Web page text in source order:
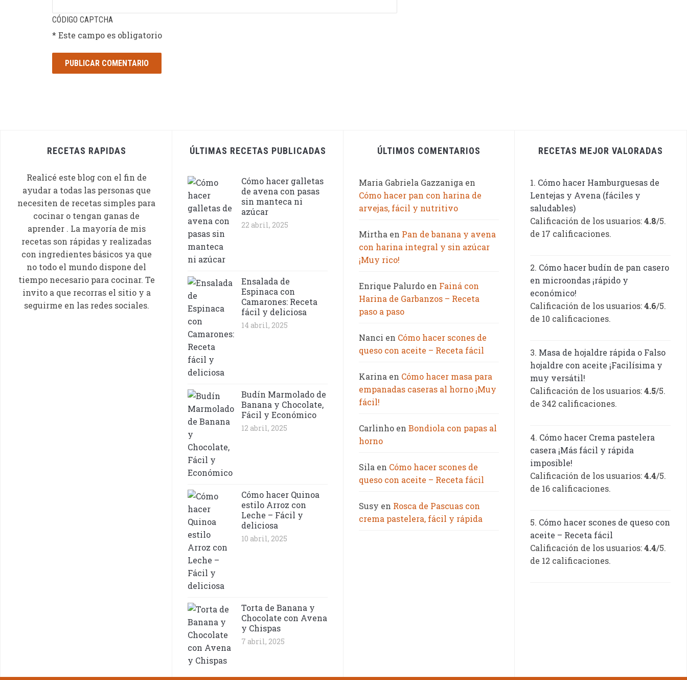
CÓDIGO CAPTCHA
* Este campo es obligatorio
RECETAS RAPIDAS
Realicé este blog con el fin de
ayudar a todas las personas que
necesiten de recetas simples para
cocinar o tengan ganas de
aprender . La mayoría de mis
recetas son rápidas y realizadas
con ingredientes básicos ya que
no todo el mundo dispone del
tiempo necesario para cocinar. Te
invito a que recorras el sitio y a
seguirme en las redes sociales.
ÚLTIMAS RECETAS PUBLICADAS
Cómo hacer galletas
de avena con pasas
sin manteca ni
azúcar
22 abril, 2025
Ensalada de
Espinaca con
Camarones: Receta
fácil y deliciosa
14 abril, 2025
Budín Marmolado de
Banana y Chocolate,
Fácil y Económico
12 abril, 2025
Cómo hacer Quinoa
estilo Arroz con
Leche – Fácil y
deliciosa
10 abril, 2025
Torta de Banana y
Chocolate con Avena
y Chispas
7 abril, 2025
ÚLTIMOS COMENTARIOS
Maria Gabriela Gazzaniga en
Cómo hacer pan con harina de
arvejas, fácil y nutritivo
Mirtha en Pan de banana y avena
con harina integral y sin azúcar
¡Muy rico!
Enrique Palurdo en Fainá con
Harina de Garbanzos – Receta
paso a paso
Nanci en Cómo hacer scones de
queso con aceite – Receta fácil
Karina en Cómo hacer masa para
empanadas caseras al horno ¡Muy
fácil!
Carlinho en Bondiola con papas al
horno
Sila en Cómo hacer scones de
queso con aceite – Receta fácil
Susy en Rosca de Pascuas con
crema pastelera, fácil y rápida
RECETAS MEJOR VALORADAS
Cómo hacer Hamburguesas de
Lentejas y Avena (fáciles y
saludables)
Calificación de los usuarios:4.8/5.
de 17 calificaciones.
Cómo hacer budín de pan casero
en microondas ¡rápido y
económico!
Calificación de los usuarios:4.6/5.
de 10 calificaciones.
Masa de hojaldre rápida o Falso
hojaldre con aceite ¡Facilísima y
muy versátil!
Calificación de los usuarios:4.5/5.
de 342 calificaciones.
Cómo hacer Crema pastelera
casera ¡Más fácil y rápida
imposible!
Calificación de los usuarios:4.4/5.
de 16 calificaciones.
Cómo hacer scones de queso con
aceite – Receta fácil
Calificación de los usuarios:4.4/5.
de 12 calificaciones.